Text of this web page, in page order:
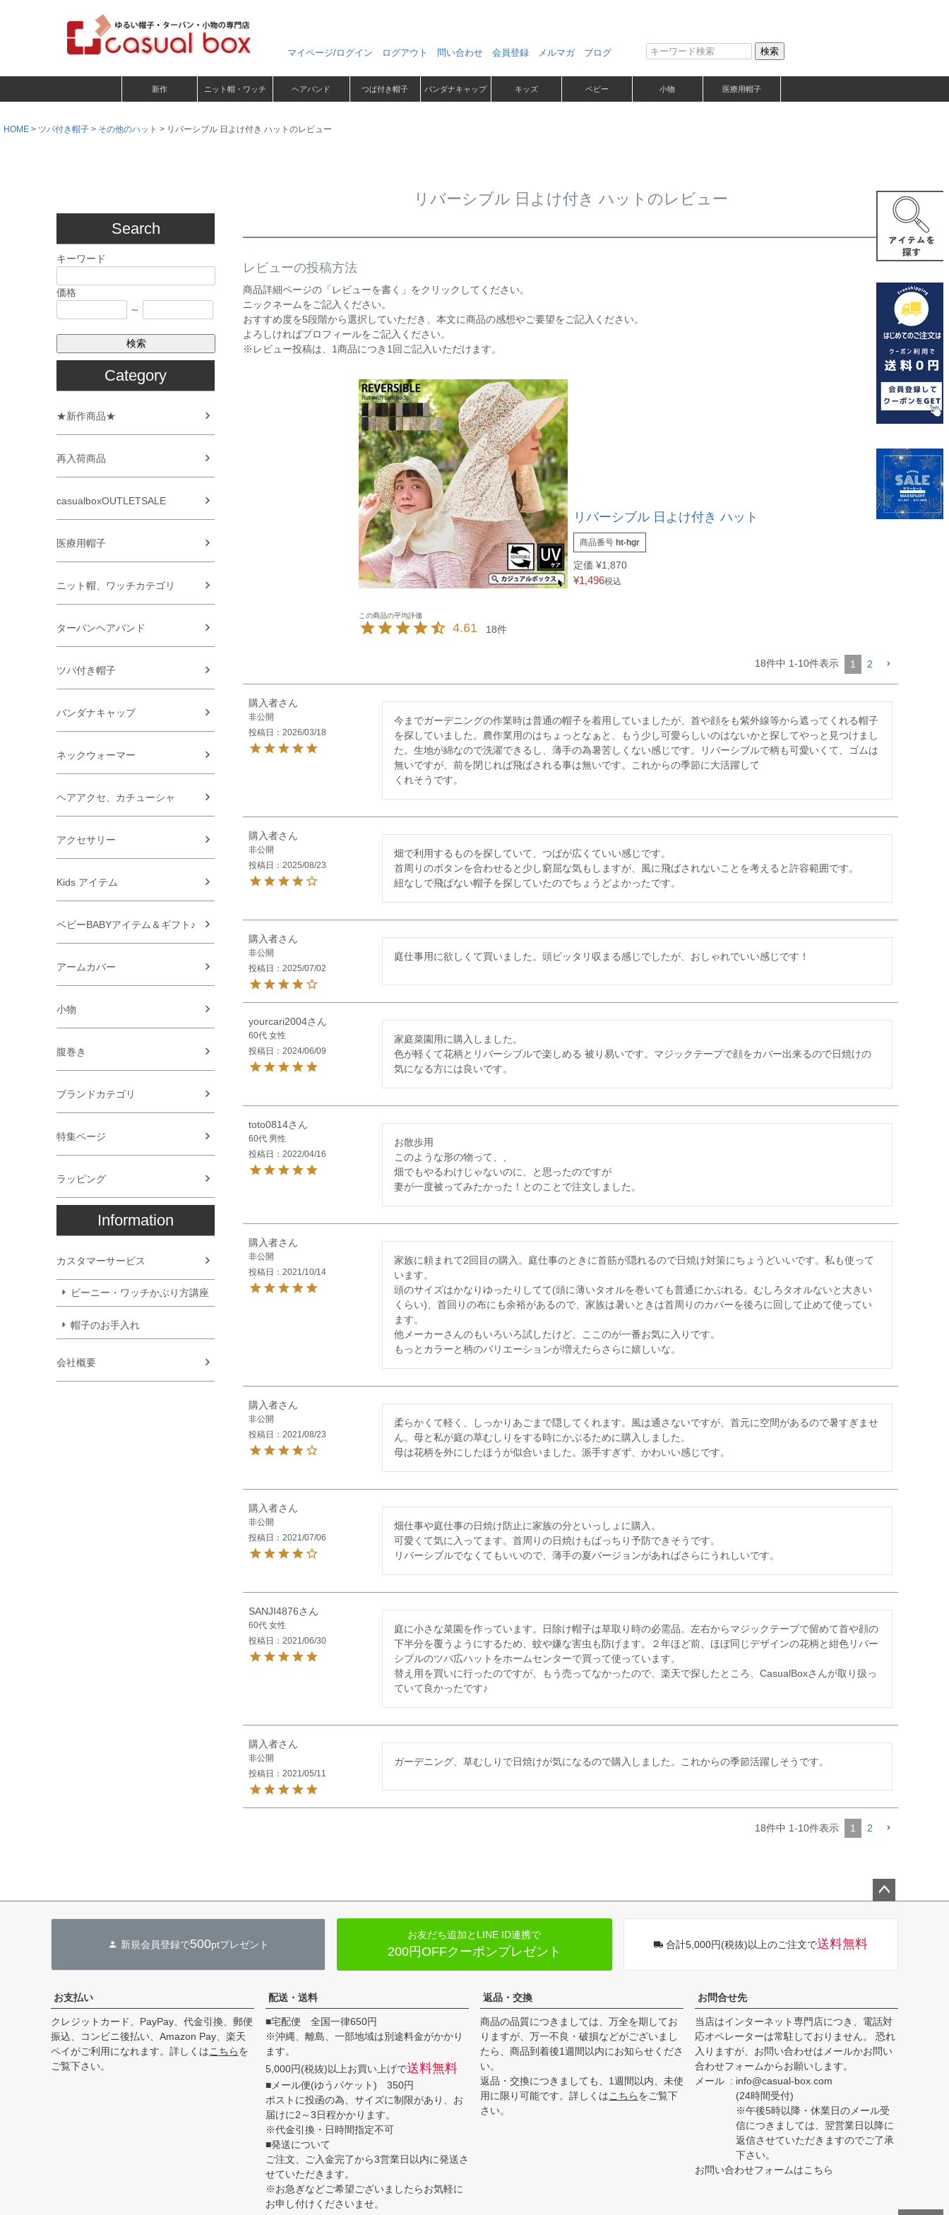
マイページ/ログイン ログアウト 問い合わせ 会員登録 メルマガ ブログ 検索
新作 ニット帽・ワッチ ヘアバンド つば付き帽子 バンダナキャップ キッズ ベビー 小物 医療用帽子
HOME ツバ付き帽子 その他のハット リバーシブル 日よけ付き ハットのレビュー
Search
キーワード
価格
～
検索
Category
★新作商品★
再入荷商品
casualboxOUTLETSALE
医療用帽子
ニット帽、ワッチカテゴリ
ターバンヘアバンド
ツバ付き帽子
バンダナキャップ
ネックウォーマー
ヘアアクセ、カチューシャ
アクセサリー
Kids アイテム
ベビーBABYアイテム＆ギフト♪
アームカバー
小物
腹巻き
ブランドカテゴリ
特集ページ
ラッピング
Information
カスタマーサービス
ビーニー・ワッチかぶり方講座
帽子のお手入れ
会社概要
リバーシブル 日よけ付き ハットのレビュー
レビューの投稿方法
商品詳細ページの「レビューを書く」をクリックしてください。
ニックネームをご記入ください。
おすすめ度を5段階から選択していただき、本文に商品の感想やご要望をご記入ください。
よろしければプロフィールをご記入ください。
※レビュー投稿は、1商品につき1回ご記入いただけます。
リバーシブル 日よけ付き ハット
商品番号 ht-hgr
定価 ¥1,870
¥1,496税込
4.61 18
18件中 1-10件表示 1 2
購入者
非公開
投稿日
2026/03/18
今までガーデニングの作業時は普通の帽子を着用していましたが、首や顔をも紫外線等から遮ってくれる帽子
を探していました。農作業用のはちょっとなぁと、もう少し可愛らしいのはないかと探してやっと見つけまし
た。生地が綿なので洗濯できるし、薄手の為暑苦しくない感じです。リバーシブルで柄も可愛いくて、ゴムは
無いですが、前を閉じれば飛ばされる事は無いです。これからの季節に大活躍して
くれそうです。
購入者
非公開
投稿日
2025/08/23
畑で利用するものを探していて、つばが広くていい感じです。
首周りのボタンを合わせると少し窮屈な気もしますが、風に飛ばされないことを考えると許容範囲です。
紐なしで飛ばない帽子を探していたのでちょうどよかったです。
購入者
非公開
投稿日
2025/07/02
庭仕事用に欲しくて買いました。頭ピッタリ収まる感じでしたが、おしゃれでいい感じです！
yourcari2004
60代 女性
投稿日
2024/06/09
家庭菜園用に購入しました。
色が軽くて花柄とリバーシブルで楽しめる 被り易いです。マジックテープで顔をカバー出来るので日焼けの
気になる方には良いです。
toto0814
60代 男性
投稿日
2022/04/16
お散歩用
このような形の物って、、
畑でもやるわけじゃないのに、と思ったのですが
妻が一度被ってみたかった！とのことで注文しました。
購入者
非公開
投稿日
2021/10/14
家族に頼まれて2回目の購入。庭仕事のときに首筋が隠れるので日焼け対策にちょうどいいです。私も使って
います。
頭のサイズはかなりゆったりしてて(頭に薄いタオルを巻いても普通にかぶれる。むしろタオルないと大きい
くらい)、首回りの布にも余裕があるので、家族は暑いときは首周りのカバーを後ろに回して止めて使ってい
ます。
他メーカーさんのもいろいろ試したけど、ここのが一番お気に入りです。
もっとカラーと柄のバリエーションが増えたらさらに嬉しいな。
購入者
非公開
投稿日
2021/08/23
柔らかくて軽く、しっかりあごまで隠してくれます。風は通さないですが、首元に空間があるので暑すぎませ
ん。母と私が庭の草むしりをする時にかぶるために購入しました。
母は花柄を外にしたほうが似合いました。派手すぎず、かわいい感じです。
購入者
非公開
投稿日
2021/07/06
畑仕事や庭仕事の日焼け防止に家族の分といっしょに購入。
可愛くて気に入ってます。首周りの日焼けもばっちり予防できそうです。
リバーシブルでなくてもいいので、薄手の夏バージョンがあればさらにうれしいです。
SANJI4876
60代 女性
投稿日
2021/06/30
庭に小さな菜園を作っています。日除け帽子は草取り時の必需品。左右からマジックテープで留めて首や顔の
下半分を覆うようにするため、蚊や嫌な害虫も防げます。２年ほど前、ほぼ同じデザインの花柄と紺色リバー
シブルのツバ広ハットをホームセンターで買って使っています。
替え用を買いに行ったのですが、もう売ってなかったので、楽天で探したところ、CasualBoxさんが取り扱っ
ていて良かったです♪
購入者
非公開
投稿日
2021/05/11
ガーデニング、草むしりで日焼けが気になるので購入しました。これからの季節活躍しそうです。
18件中 1-10件表示 1 2
新規会員登録で500ptプレゼント
お友だち追加とLINE ID連携で
200円OFFクーポンプレゼント 合計5,000円(税抜)以上のご注文で送料無料
お支払い
クレジットカード、PayPay、代金引換、郵便
振込、コンビニ後払い、Amazon Pay、楽天
ペイがご利用になれます。詳しくはこちらを
ご覧下さい。
配送・送料
■宅配便 全国一律650円
※沖縄、離島、一部地域は別途料金がかかり
ます。
5,000円(税抜)以上お買い上げで送料無料
■メール便(ゆうパケット) 350円
ポストに投函の為、サイズに制限があり、お
届けに2～3日程かかります。
※代金引換・日時間指定不可
■発送について
ご注文、ご入金完了から3営業日以内に発送さ
せていただきます。
※お急ぎなどご希望ございましたらお気軽に
お申し付けくださいませ。
返品・交換
商品の品質につきましては、万全を期してお
りますが、万一不良・破損などがございまし
たら、商品到着後1週間以内にお知らせくださ
い。
返品・交換につきましても、1週間以内、未使
用に限り可能です。詳しくはこちらをご覧下
さい。
お問合せ先
当店はインターネット専門店につき、電話対
応オペレーターは常駐しておりません。 恐れ
入りますが、お問い合わせはメールかお問い
合わせフォームからお願いします。
メール
info@casual-box.com
(24時間受付)
※午後5時以降・休業日のメール受
信につきましては、翌営業日以降に
返信させていただきますのでご了承
下さい。
お問い合わせフォームはこちら